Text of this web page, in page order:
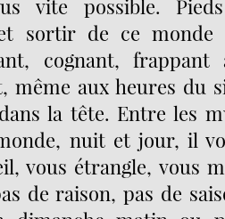
vite possible.
et sortir de ce monde
cognant,
même aux heures du
la tête. Entre les
nuit et jour, il
vous étrangle, vous
de raison, pas de